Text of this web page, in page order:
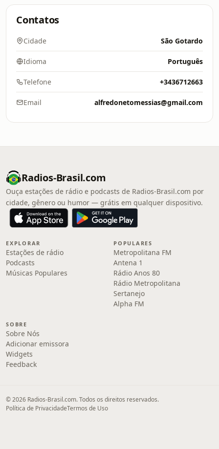
Contatos
Cidade São Gotardo
Idioma Português
Telefone +3436712663
Email alfredonetomessias@gmail.com
Radios-Brasil.com
Ouça estações de rádio e podcasts de Radios-Brasil.com por
cidade, gênero ou humor — grátis em qualquer dispositivo.
EXPLORAR
Estações de rádio
Podcasts
Músicas Populares
POPULARES
Metropolitana FM
Antena 1
Rádio Anos 80
Rádio Metropolitana
Sertanejo
Alpha FM
SOBRE
Sobre Nós
Adicionar emissora
Widgets
Feedback
© 2026 Radios-Brasil.com. Todos os direitos reservados.
Política de PrivacidadeTermos de Uso